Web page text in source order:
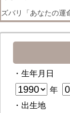
ズバリ「あなたの運
・生年月日
年
・出生地